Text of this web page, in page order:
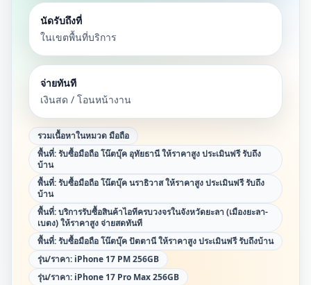
นัดรับถึงที่
ในเขตพื้นที่บริการ
จ่ายทันที
เงินสด / โอนหน้างาน
รวมเนื้อหาในหมวดมือถือ
พื้นที่:รับซื้อมือถือ โน๊ตบุ๊ค อุทัยธานี ให้ราคาสูง ประเมินฟรี รับถึง
บ้าน
พื้นที่:รับซื้อมือถือ โน๊ตบุ๊ค นราธิวาส ให้ราคาสูง ประเมินฟรี รับถึง
บ้าน
พื้นที่:บริการรับซื้อสินค้าไอทีครบวงจรในจังหวัดยะลา (เมืองยะลา-
เบตง) ให้ราคาสูง จ่ายสดทันที
พื้นที่:รับซื้อมือถือ โน๊ตบุ๊ค ปัตตานี ให้ราคาสูง ประเมินฟรี รับถึงบ้าน
รุ่น/ราคา: iPhone 17 PM 256GB
รุ่น/ราคา: iPhone 17 Pro Max 256GB